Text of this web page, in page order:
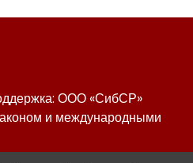
ООО «СибСР»
и международными